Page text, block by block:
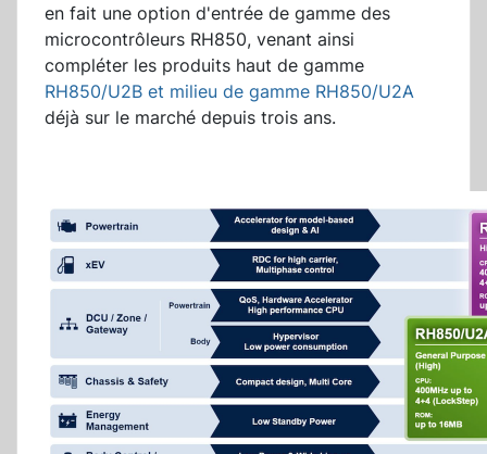
en fait une option d'entrée de gamme des
microcontrôleurs RH850, venant ainsi
compléter les produits haut de gamme
RH850/U2B et milieu de gamme RH850/U2A
déjà sur le marché depuis trois ans.